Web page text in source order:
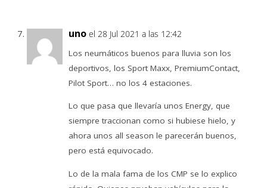
uno el 28 Jul 2021 a las 12:42
Los neumáticos buenos para lluvia son los
deportivos, los Sport Maxx, PremiumContact,
Pilot Sport… no los 4 estaciones.
Lo que pasa que llevaría unos Energy, que
siempre traccionan como si hubiese hielo, y
ahora unos all season le parecerán buenos,
pero está equivocado.
Lo de la mala fama de los CMP se lo explico